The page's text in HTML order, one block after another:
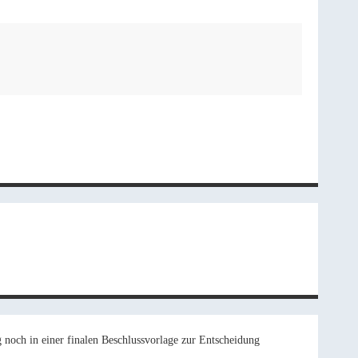
in einer finalen Beschlussvorlage zur Entscheidung